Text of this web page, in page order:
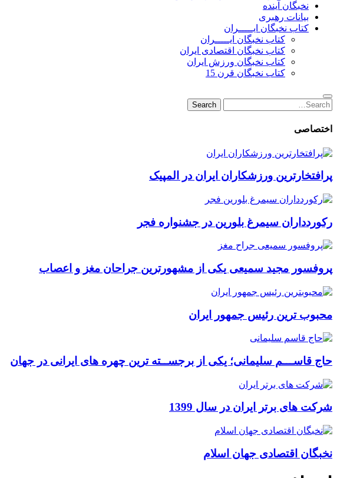
نخبگان آینده
بیانات رهبری
کتاب نخبگان ایـــــران
کتاب نخبگان ایـــــران
کتاب نخبگان اقتصادی ایران
کتاب نخبگان ورزش ایران
کتاب نخبگان قرن 15
Search
for:
Search
اختصاصی
پرافتخارترین ورزشکاران ایران در المپیک
رکوردداران سیمرغ بلورین در جشنواره فجر
پروفسور مجید سمیعی یکی از مشهورترین جراحان مغز و اعصاب
محبوب ترین رئیس جمهور ایران
حاج قاســـم سلیمانی؛ یکی از برجســته ترین چهره های ایرانی در جهان
شرکت های برتر ایران در سال 1399
نخبگان اقتصادی جهان اسلام